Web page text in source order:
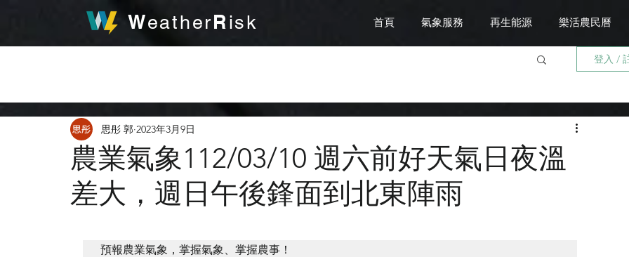
WeatherRisk 首頁 氣象服務 再生能源 樂活農民曆
登入 /
農業氣象112/03/10 週六前好天氣日夜溫
差大，週日午後鋒面到北東陣雨
思彤 郭 2023年3月9日
預報農業氣象，掌握氣象、掌握農事！